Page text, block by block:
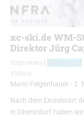
xc-ski.de WM-
Direktor Jürg
Interviews |
Videos
Mario Felgenhauer - 2.
Nach dem Einzelstart
in Oberstdorf haben